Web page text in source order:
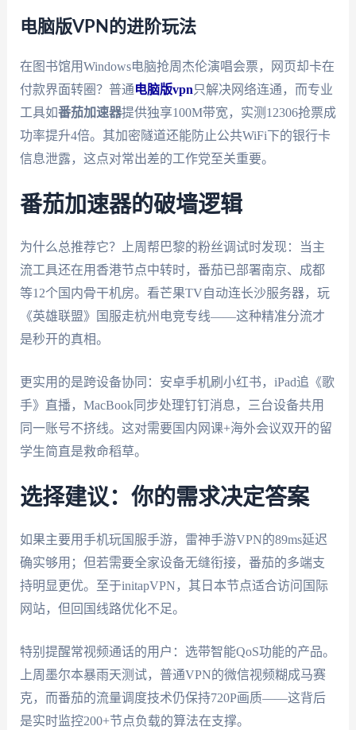
电脑版VPN的进阶玩法
在图书馆用Windows电脑抢周杰伦演唱会票，网页却卡在
付款界面转圈？普通电脑版vpn只解决网络连通，而专业
工具如番茄加速器提供独享100M带宽，实测12306抢票成
功率提升4倍。其加密隧道还能防止公共WiFi下的银行卡
信息泄露，这点对常出差的工作党至关重要。
番茄加速器的破墙逻辑
为什么总推荐它？上周帮巴黎的粉丝调试时发现：当主
流工具还在用香港节点中转时，番茄已部署南京、成都
等12个国内骨干机房。看芒果TV自动连长沙服务器，玩
《英雄联盟》国服走杭州电竞专线——这种精准分流才
是秒开的真相。
更实用的是跨设备协同：安卓手机刷小红书，iPad追《歌
手》直播，MacBook同步处理钉钉消息，三台设备共用
同一账号不挤线。这对需要国内网课+海外会议双开的留
学生简直是救命稻草。
选择建议：你的需求决定答案
如果主要用手机玩国服手游，雷神手游VPN的89ms延迟
确实够用；但若需要全家设备无缝衔接，番茄的多端支
持明显更优。至于initapVPN，其日本节点适合访问国际
网站，但回国线路优化不足。
特别提醒常视频通话的用户：选带智能QoS功能的产品。
上周墨尔本暴雨天测试，普通VPN的微信视频糊成马赛
克，而番茄的流量调度技术仍保持720P画质——这背后
是实时监控200+节点负载的算法在支撑。